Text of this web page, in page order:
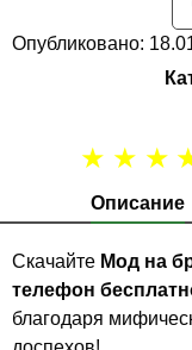
Опубликовано:
Описание
★ ★ ★
Скачайте Мод на
телефон
благодаря